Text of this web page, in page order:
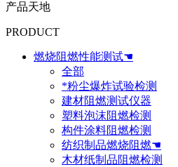
产品天地
PRODUCT
燃烧阻燃性能测试☚
全部
*粉尘爆炸试验检测
建材阻燃测试仪器
塑料泡沫阻燃检测
构件涂料阻燃检测
纺织制品燃烧阻燃☚
木材纸制品阻燃检测